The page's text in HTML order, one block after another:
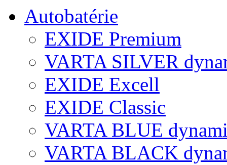
Autobatérie
EXIDE Premium
VARTA SILVER
EXIDE Excell
EXIDE Classic
VARTA BLUE
VARTA BLACK